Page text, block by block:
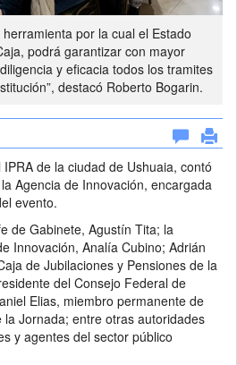
por la cual el Estado
podrá garantizar con mayor
y eficacia todos los tramites
destacó Roberto Bogarin.
de la ciudad de Ushuaia, contó
Agencia de Innovación, encargada
evento.
de Gabinete, Agustín Tita; la
Innovación, Analía Cubino; Adrián
de Jubilaciones y Pensiones de la
del Consejo Federal de
Elias, miembro permanente de
Jornada; entre otras autoridades
y agentes del sector público